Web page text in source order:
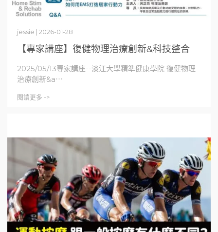
【專家講座】復健物理治療創新&科技整合
jessie | 2026-01-28
2025/05/13專家講座--淡江大學精準健康學院 復健物理
治療創新&a⋯
閱讀更多 ->